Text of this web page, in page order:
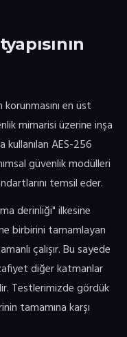
en üst
mimarisi üzerine inşa
kullanılan AES-256
güvenlik modülleri
temsil eder.
derinliği" ilkesine
birbirini tamamlayan
çalışır. Bu sayede
diğer katmanlar
Testlerimizde gördük
tamamına karşı